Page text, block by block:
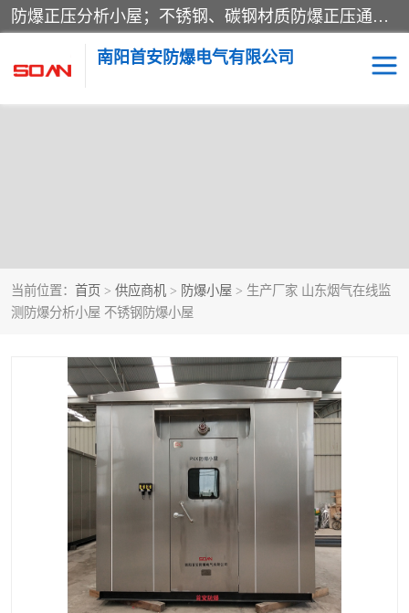
防爆正压分析小屋；不锈钢、碳钢材质防爆正压通风柜，分上下、左右、外挂三种款式；立式、挂式防爆配电柜体；不锈钢、碳钢防爆变频、磁力、星三角启动器；不锈钢、碳钢、铸铝防爆控制箱柜；可操作按键、多块式防爆仪表箱；多材质防爆接线箱；台式防爆电脑、防爆监视器。产品适配石油、化工、煤炭、电力、纺织、酿酒、航天、铁路、冶金、船舶、消防、市政等多行业工况使用。
南阳首安防爆电气有限公司
当前位置： 首页 > 供应商机 > 防爆小屋 > 生产厂家 山东烟气在线监
测防爆分析小屋 不锈钢防爆小屋